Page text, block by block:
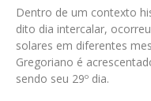
Dentro de um contexto
dito dia intercalar,
solares em diferentes
Gregoriano é
sendo seu 29º dia.